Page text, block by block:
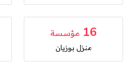
16 مؤسسة
منزل بوزيان